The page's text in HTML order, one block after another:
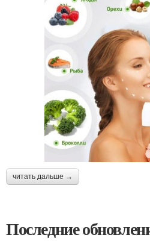
читать дальше →
Последние